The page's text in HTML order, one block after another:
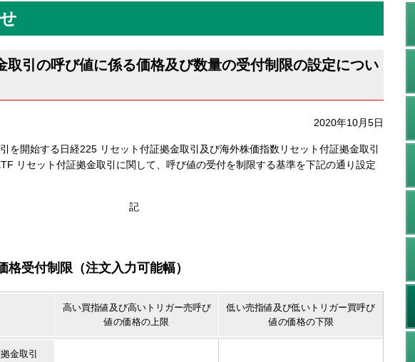
取引の呼び値に係る価格及び数量の受付制限の設定につい
2020年10月5日
を開始する日経225 リセット付証拠金取引及び海外株価指数リセット付証拠金取引
リセット付証拠金取引に関して、呼び値の受付を制限する基準を下記の通り設定
記
格受付制限（注文入力可能幅）
高い買指値及び高いトリガー売呼び
値の価格の上限
低い売指値及び低いトリガー買呼び
値の価格の下限
金取引